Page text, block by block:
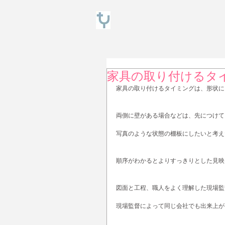
家具の取り付けるタ
家具の取り付けるタイミングは、形状
両側に壁がある場合などは、先につけ
写真のような状態の棚板にしたいと考
順序がわかるとよりすっきりとした見
図面と工程、職人をよく理解した現場
現場監督によって同じ会社でも出来上